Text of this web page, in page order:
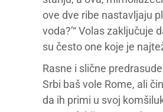
ove dve ribe nastavljaju
voda?’“ Volas
su često one koje je
Rasne i slične
Srbi baš vole Rome, ali
da ih primi u svoj